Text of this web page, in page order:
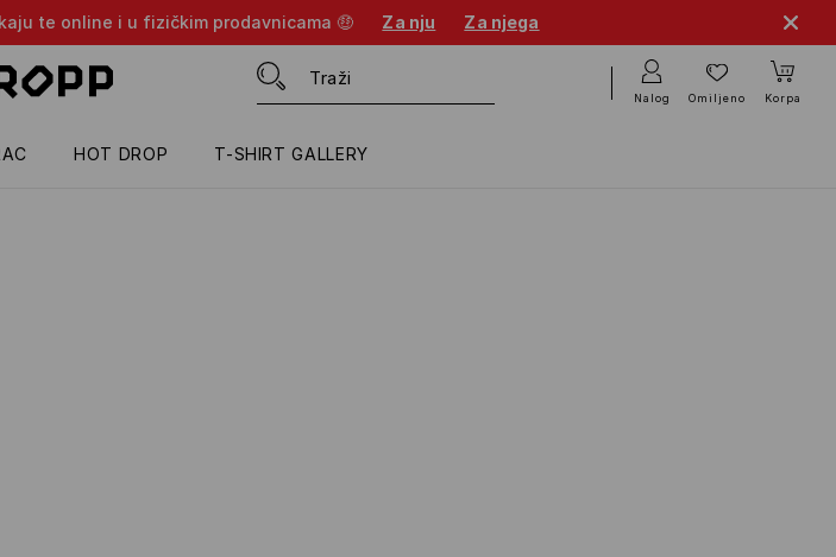
te online i u fizičkim prodavnicama 🤑 Za nju Za njega
HOT DROP T-SHIRT GALLERY
Nalog Omiljeno Korpa